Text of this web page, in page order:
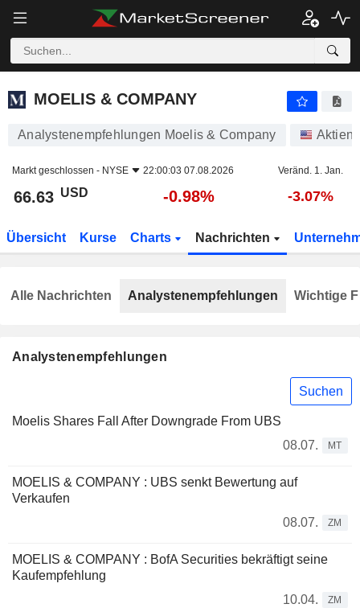
MOELIS & COMPANY
MOELIS & COMPANY
Analystenempfehlungen Moelis & Company Aktien
Markt geschlossen - NYSE 22:00:03 07.08.2026 Veränd. 1. Jan.
66.63 USD -0.98% -3.07%
Übersicht Kurse Charts Nachrichten
Analystenempfehlungen
Suchen
Moelis Shares Fall After Downgrade From UBS
08.07.
MT
MOELIS & COMPANY : UBS senkt Bewertung auf
Verkaufen
08.07.
ZM
MOELIS & COMPANY : BofA Securities bekräftigt seine
Kaufempfehlung
10.04.
ZM
Alle Nachrichten Analystenempfehlungen Wichtige